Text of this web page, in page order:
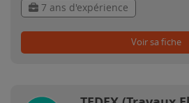
7 ans d'expérience
Voir sa fiche